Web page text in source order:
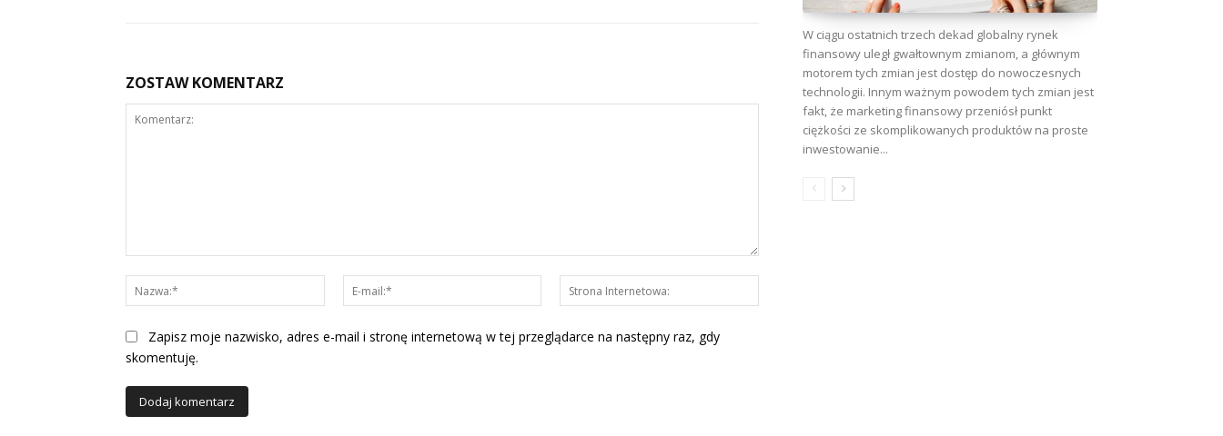
ZOSTAW KOMENTARZ
Nazwa:*
mail:*
Internetowa:
Zapisz moje nazwisko, adres e-mail i stronę internetową w tej przeglądarce na następny raz, gdy
skomentuję.
W ciągu ostatnich trzech dekad globalny rynek
finansowy uległ gwałtownym zmianom, a głównym
motorem tych zmian jest dostęp do nowoczesnych
technologii. Innym ważnym powodem tych zmian jest
fakt, że marketing finansowy przeniósł punkt
ciężkości ze skomplikowanych produktów na proste
inwestowanie...